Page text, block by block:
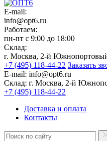
E-mail:
info@opt6.ru
Работаем:
пн-пт с 9:00 до 18:00
Склад:
г. Москва, 2-й
+7 (495) 118-44-22 Заказать
E-mail: info@opt6.ru
Склад: г. Москва, 2-й
+7 (495) 118-44-22
Доставка и оплата
Контакты